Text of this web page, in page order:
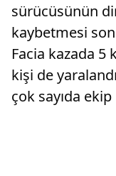
sürücüsünün
kaybetmesi
Facia kazada 5
kişi de
çok sayıda